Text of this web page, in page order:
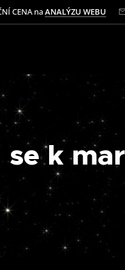
CENA naANALÝZU WEBU
se k